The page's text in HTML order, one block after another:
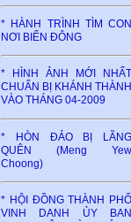
* HÀNH TRÌNH TÌM CON
NƠI BIỂN ĐÔNG
* HÌNH ẢNH MỚI NHẤT
CHUẨN BỊ KHÁNH THÀNH
VÀO THÁNG 04-2009
* HÒN ĐẢO BỊ LÃNG
QUÊN (Meng Yew
Choong)
* HỘI ĐỒNG THÀNH PHỐ
VINH DANH ỦY BAN